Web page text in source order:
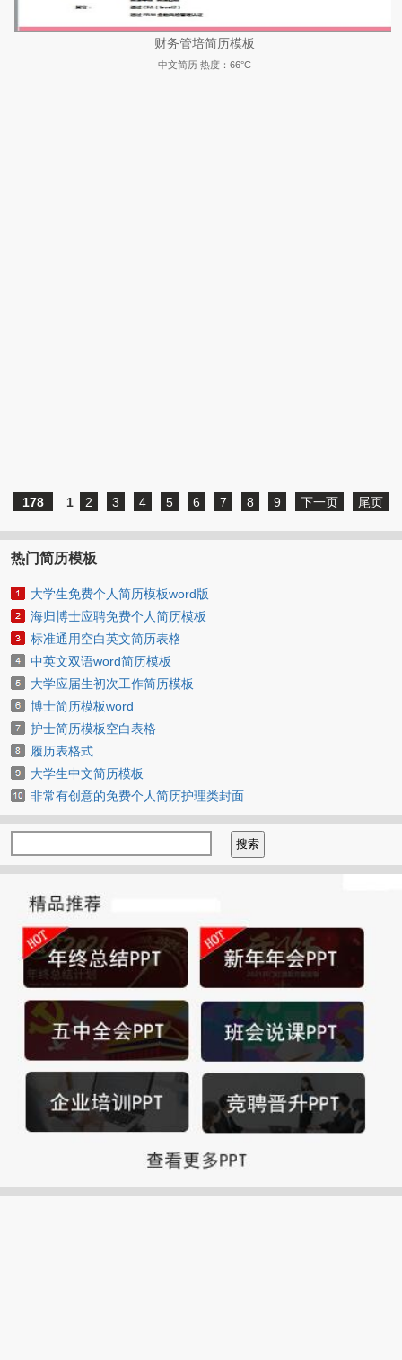
财务管培简历模板
中文简历 热度：66°C
178 1 2 3 4 5 6 7 8 9 下一页 尾页
热门简历模板
大学生免费个人简历模板word版
海归博士应聘免费个人简历模板
标准通用空白英文简历表格
中英文双语word简历模板
大学应届生初次工作简历模板
博士简历模板word
护士简历模板空白表格
履历表格式
大学生中文简历模板
非常有创意的免费个人简历护理类封面